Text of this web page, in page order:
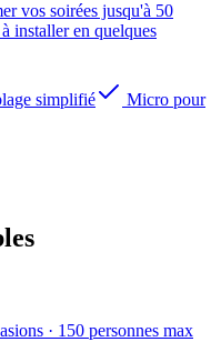
vos soirées jusqu'à 50
installer en quelques
simplifié
Micro pour
· 150 personnes max